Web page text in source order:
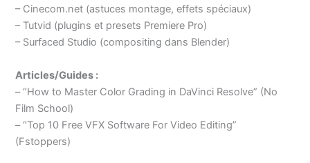
– Cinecom.net (astuces montage, effets spéciaux)
– Tutvid (plugins et presets Premiere Pro)
– Surfaced Studio (compositing dans Blender)
Articles/Guides :
– “How to Master Color Grading in DaVinci Resolve” (No
Film School)
– “Top 10 Free VFX Software For Video Editing”
(Fstoppers)